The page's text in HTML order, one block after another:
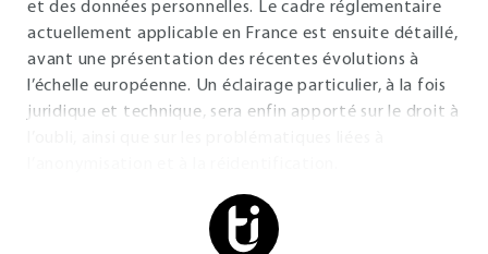
et des données personnelles. Le cadre réglementaire
actuellement applicable en France est ensuite détaillé,
avant une présentation des récentes évolutions à
l’échelle européenne. Un éclairage particulier, à la fois
juridique et technique, sera enfin apporté sur le droit à